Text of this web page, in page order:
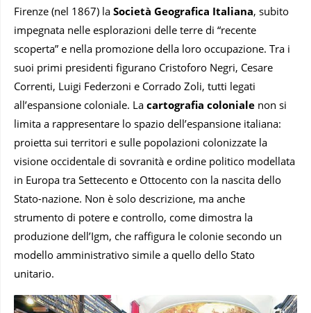
Firenze (nel 1867) la Società Geografica Italiana, subito
impegnata nelle esplorazioni delle terre di “recente
scoperta” e nella promozione della loro occupazione. Tra i
suoi primi presidenti figurano Cristoforo Negri, Cesare
Correnti, Luigi Federzoni e Corrado Zoli, tutti legati
all’espansione coloniale. La cartografia coloniale non si
limita a rappresentare lo spazio dell’espansione italiana:
proietta sui territori e sulle popolazioni colonizzate la
visione occidentale di sovranità e ordine politico modellata
in Europa tra Settecento e Ottocento con la nascita dello
Stato-nazione. Non è solo descrizione, ma anche
strumento di potere e controllo, come dimostra la
produzione dell’Igm, che raffigura le colonie secondo un
modello amministrativo simile a quello dello Stato
unitario.